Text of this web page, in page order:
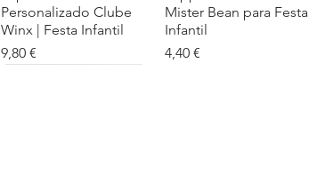
Personalizado Clube
Winx | Festa Infantil
Preço
9,80 €
Mister Bean para Festa
Infantil
Preço
4,40 €